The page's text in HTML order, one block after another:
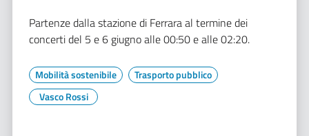
Partenze dalla stazione di Ferrara al termine dei
concerti del 5 e 6 giugno alle 00:50 e alle 02:20.
Mobilità sostenibile
Trasporto pubblico
Vasco Rossi